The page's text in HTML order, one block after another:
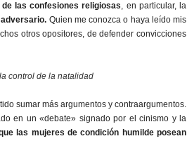
las confesiones religiosas, en particular, la
Quien me conozca o haya leído mis
otros opositores, de defender convicciones
control de la natalidad
sumar más argumentos y contraargumentos.
en un «debate» signado por el cinismo y la
las mujeres de condición humilde posean